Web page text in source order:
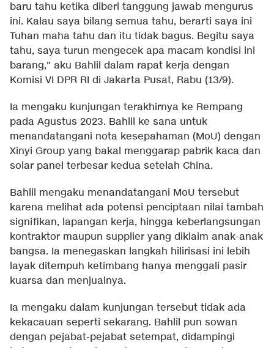
baru tahu ketika diberi tanggung jawab mengurus
ini. Kalau saya bilang semua tahu, berarti saya ini
Tuhan maha tahu dan itu tidak bagus. Begitu saya
tahu, saya turun mengecek apa macam kondisi ini
barang," aku Bahlil dalam rapat kerja dengan
Komisi VI DPR RI di Jakarta Pusat, Rabu (13/9).
Ia mengaku kunjungan terakhirnya ke Rempang
pada Agustus 2023. Bahlil ke sana untuk
menandatangani nota kesepahaman (MoU) dengan
Xinyi Group yang bakal menggarap pabrik kaca dan
solar panel terbesar kedua setelah China.
Bahlil mengaku menandatangani MoU tersebut
karena melihat ada potensi penciptaan nilai tambah
signifikan, lapangan kerja, hingga keberlangsungan
kontraktor maupun supplier yang diklaim anak-anak
bangsa. Ia menegaskan langkah hilirisasi ini lebih
layak ditempuh ketimbang hanya menggali pasir
kuarsa dan menjualnya.
Ia mengaku dalam kunjungan tersebut tidak ada
kekacauan seperti sekarang. Bahlil pun sowan
dengan pejabat-pejabat setempat, didampingi